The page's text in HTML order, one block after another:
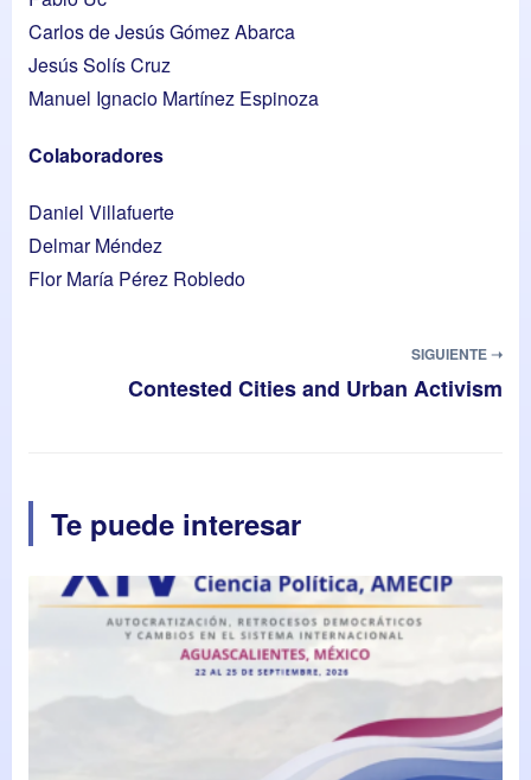
Carlos de Jesús Gómez Abarca
Jesús Solís Cruz
Manuel Ignacio Martínez Espinoza
Colaboradores
Daniel Villafuerte
Delmar Méndez
Flor María Pérez Robledo
SIGUIENTE ➝
Contested Cities and Urban Activism
Te puede interesar